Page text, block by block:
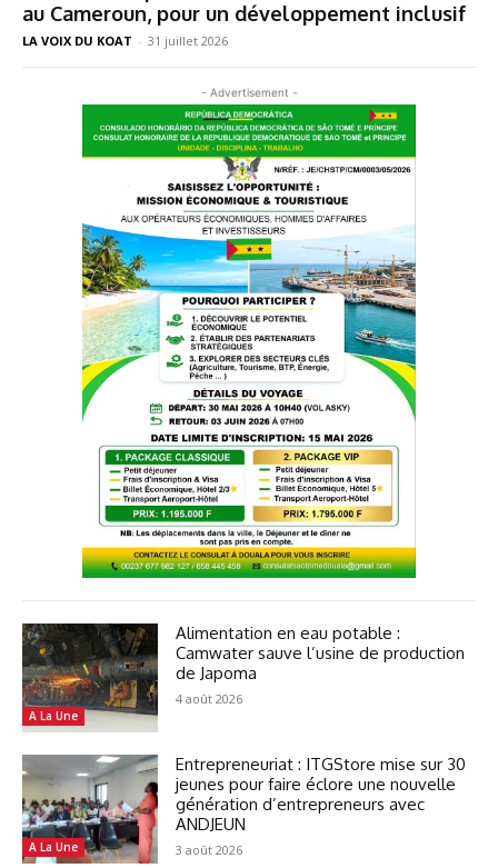
au Cameroun, pour un développement inclusif
LA VOIX DU KOAT - 31 juillet 2026
- Advertisement -
A La Une
Alimentation en eau potable :
Camwater sauve l’usine de production
de Japoma
4 août 2026
A La Une
Entrepreneuriat : ITGStore mise sur 30
jeunes pour faire éclore une nouvelle
génération d’entrepreneurs avec
ANDJEUN
3 août 2026